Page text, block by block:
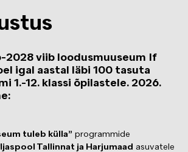
2028 viib loodusmuuseum If
igal aastal läbi 100 tasuta
1.-12. klassi õpilastele. 2026.
tuleb külla” programmide
Tallinnat ja Harjumaad asuvatele